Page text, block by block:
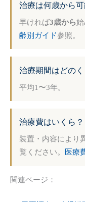
治療は何歳から可
早ければ3歳から
齢別ガイド参照。
治療期間はどのく
平均1〜3年。
治療費はいくら？
装置・内容により
覧ください。
医療
関連ページ：